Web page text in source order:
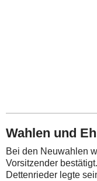
Wahlen und
Bei den Neuwahlen
Vorsitzender
Dettenrieder legte